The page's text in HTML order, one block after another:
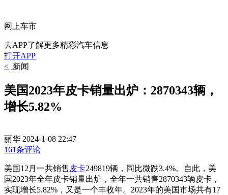
网上车市
去APP了解更多精彩汽车信息
打开APP
< 新闻
美国2023年皮卡销量出炉：2870343辆，
增长5.82%
丽华 2024-1-08 22:47
161条评论
美国12月一共销售 皮卡249819辆，同比微跌3.4%。自此，美
国2023年全年皮卡销量出炉，全年一共销售2870343辆皮卡，
实现增长5.82%，又是一个丰收年。2023年的美国市场共有17